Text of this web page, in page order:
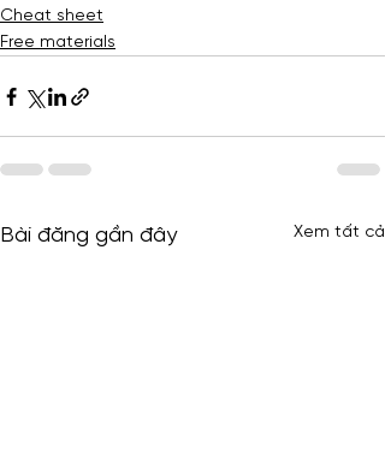
Cheat sheet
Free materials
Bài đăng gần đây Xem tất cả